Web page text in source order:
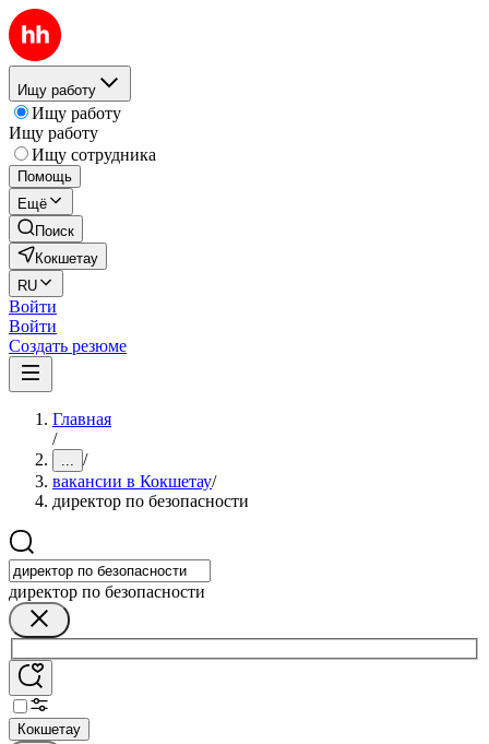
Ищу работу
Ищу работу
Ищу работу
Ищу сотрудника
Помощь
Ещё
Поиск
Кокшетау
RU
Войти
Войти
Создать резюме
Главная
/
... /
вакансии в Кокшетау/
директор по безопасности
директор по безопасности
Кокшетау